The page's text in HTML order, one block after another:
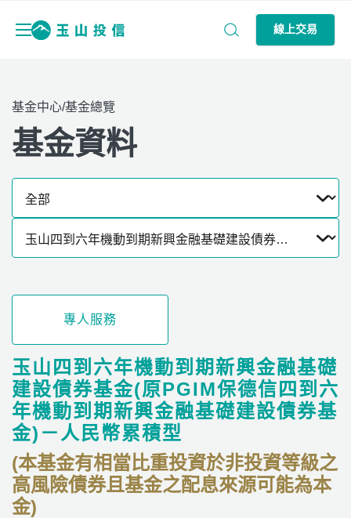
線上交易
基金中心/基金總覽
基金資料
專人服務
玉山四到六年機動到期新興金融基礎
建設債券基金(原PGIM保德信四到六
年機動到期新興金融基礎建設債券基
金)－人民幣累積型
(本基金有相當比重投資於非投資等級之
高風險債券且基金之配息來源可能為本
金)